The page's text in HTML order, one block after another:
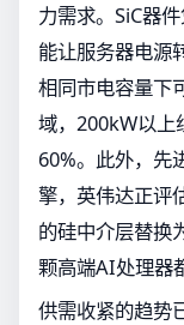
力需求。SiC器
能让服务器电源
相同市电容量下
域，200kW以上
60%。此外，先
擎，英伟达正评
的硅中介层替换
颗高端AI处理器
供需收紧的趋势